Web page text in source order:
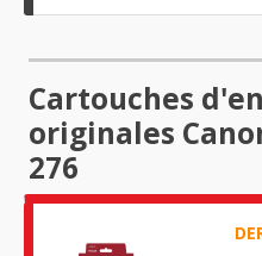
Cartouches
originales
276